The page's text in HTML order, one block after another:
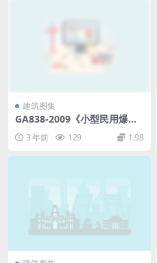
建筑图集
GA838-2009《小型民用爆炸
3 年前 129 1.98